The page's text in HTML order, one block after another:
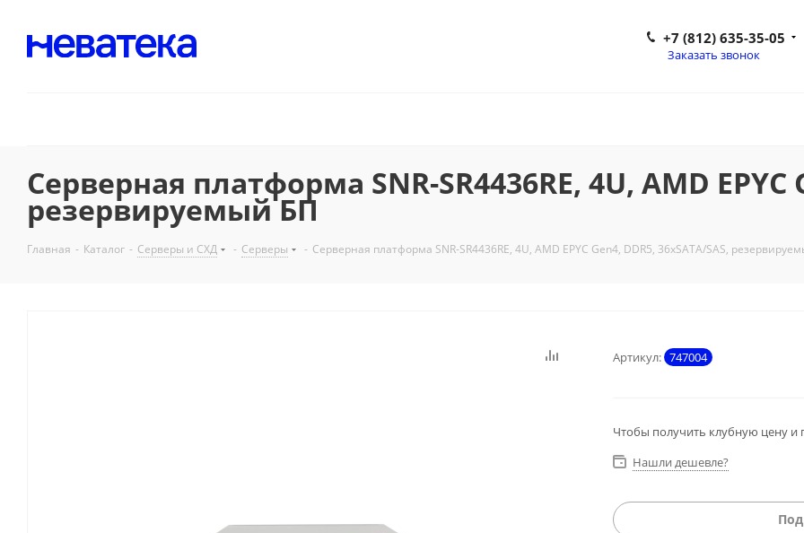
+7 (812) 635-35-05
Заказать звонок
Серверная платформа SNR-SR4436RE, 4U, AMD EPYC
резервируемый БП
Главная - Каталог - Серверы и СХД - Серверы - Серверная платформа SNR-SR4436RE, 4U, AMD EPYC Gen4, DDR5, 36xSATA/SAS,
Артикул: 747004
Чтобы получить клубную цену и
Нашли дешевле?